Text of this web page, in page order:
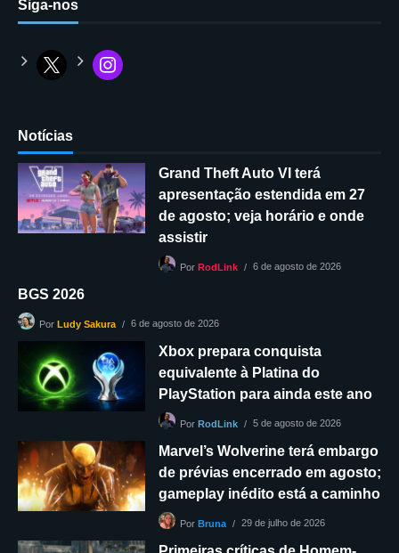
Siga-nos
Notícias
Grand Theft Auto VI terá
apresentação estendida em 27
de agosto; veja horário e onde
assistir
Por RodLink 6 de agosto de 2026
BGS 2026
Por Ludy Sakura 6 de agosto de 2026
Xbox prepara conquista
equivalente à Platina do
PlayStation para ainda este ano
Por RodLink 5 de agosto de 2026
Marvel’s Wolverine terá embargo
de prévias encerrado em agosto;
gameplay inédito está a caminho
Por Bruna 29 de julho de 2026